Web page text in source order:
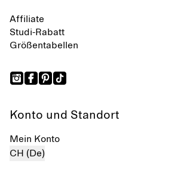
Affiliate
Studi-Rabatt
Größentabellen
Konto und Standort
Mein Konto
CH (De)